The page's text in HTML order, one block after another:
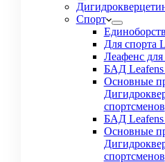
Спорт
Для спорта
Леафенс для
БАД Leafens
Основные
спортсменов
БАД Leafens
Основные
спортсменов